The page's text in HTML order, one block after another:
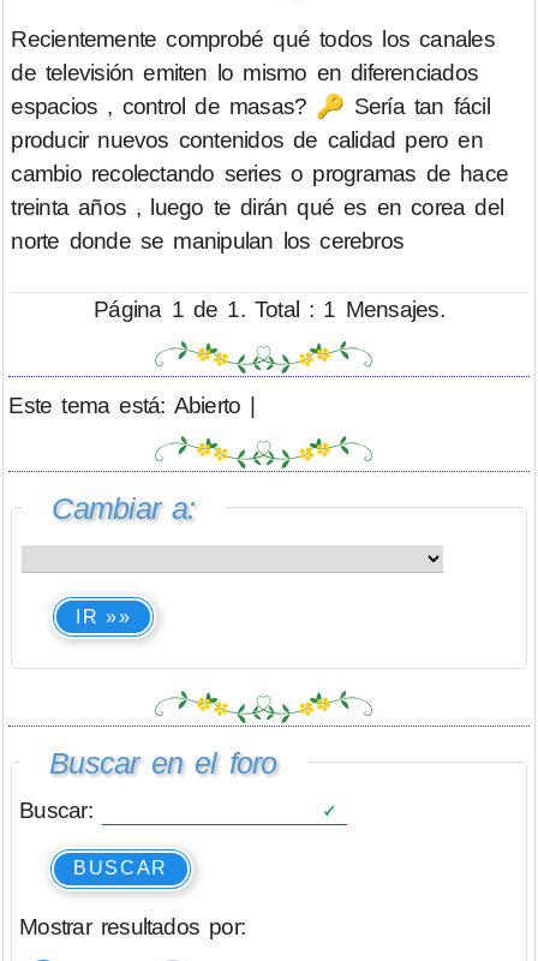
Recientemente comprobé qué todos los canales
de televisión emiten lo mismo en diferenciados
espacios , control de masas? 🔑 Sería tan fácil
producir nuevos contenidos de calidad pero en
cambio recolectando series o programas de hace
treinta años , luego te dirán qué es en corea del
norte donde se manipulan los cerebros
Página 1 de 1. Total : 1 Mensajes.
Este tema está: Abierto |
Cambiar a:
IR »»
Buscar en el foro
Buscar:
BUSCAR
Mostrar resultados por: